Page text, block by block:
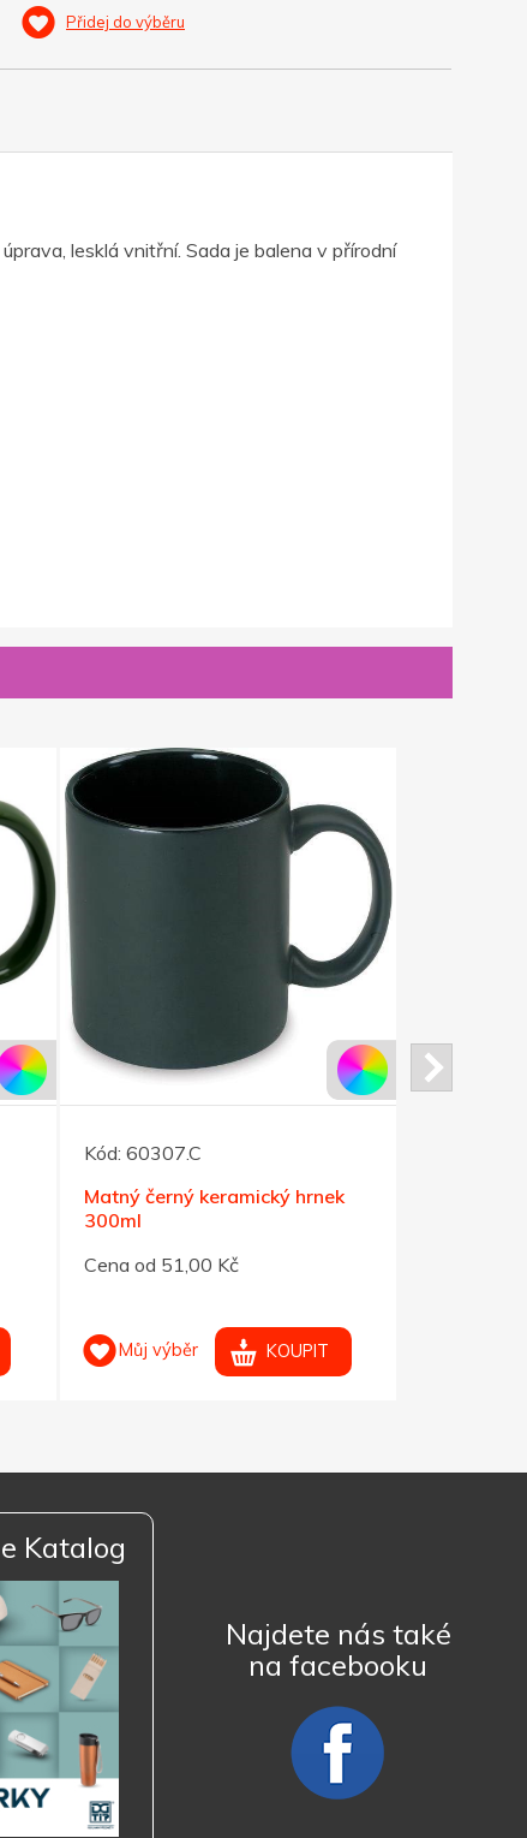
Přidej do výběru
lesklá vnitřní. Sada je balena v přírodní
Kód: 60307.C
Matný černý keramický hrnek
300ml
Cena od 51,00 Kč
Můj výběr KOUPIT
Katalog
Najdete nás také
na facebooku